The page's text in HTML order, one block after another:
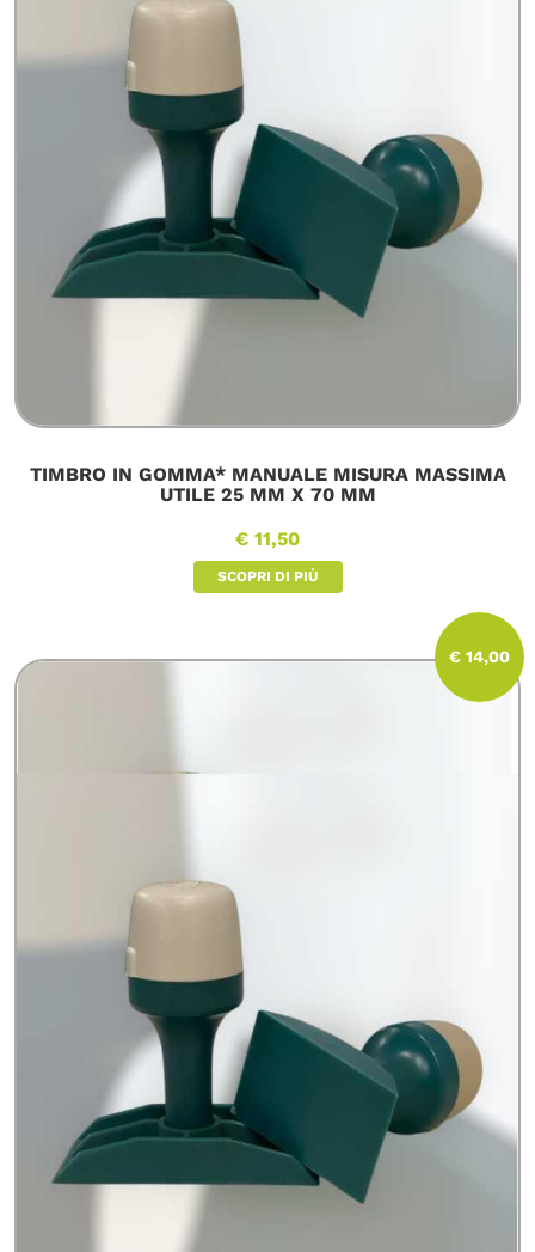
TIMBRO IN GOMMA* MANUALE MISURA MASSIMA
UTILE 25 MM X 70 MM
€ 11,50
SCOPRI DI PIÙ
€ 14,00